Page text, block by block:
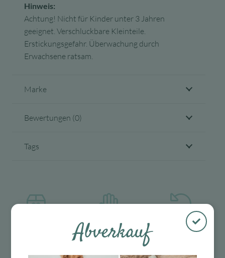
Hinweis:
Achtung! Nicht für Kinder unter 3 Jahren
geeignet. Verschluckbare Kleinteile.
Erstickungsgefahr. Überwachung durch
Erwachsene ratsam.
Marke
Bewertungen (0)
Tags
Mit viel Liebe
ausgewählte &
Produkte
30 Tage Rückgaberecht
Abverkauf